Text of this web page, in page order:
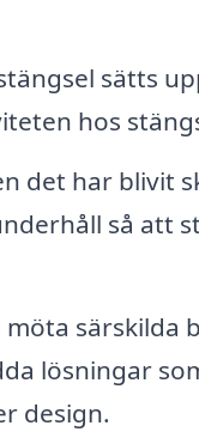
sätts
hos
det har blivit
så att
särskilda
lösningar
design.